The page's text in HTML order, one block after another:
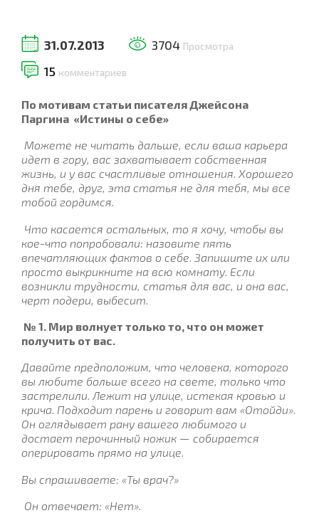
31.07.2013 3704 Просмотра
15 комментариев
По мотивам статьи писателя Джейсона
Паргина «Истины о себе»
Можете не читать дальше, если ваша карьера
идет в гору, вас захватывает собственная
жизнь, и у вас счастливые отношения. Хорошего
дня тебе, друг, эта статья не для тебя, мы все
тобой гордимся.
Что касается остальных, то я хочу, чтобы вы
кое-что попробовали: назовите пять
впечатляющих фактов о себе. Запишите их или
просто выкрикните на всю комнату. Если
возникли трудности, статья для вас, и она вас,
черт подери, выбесит.
№ 1. Мир волнует только то, что он может
получить от вас.
Давайте предположим, что человека, которого
вы любите больше всего на свете, только что
застрелили. Лежит на улице, истекая кровью и
крича. Подходит парень и говорит вам «Отойди».
Он оглядывает рану вашего любимого и
достает перочинный ножик — собирается
оперировать прямо на улице.
Вы спрашиваете: «Ты врач?»
Он отвечает: «Нет».